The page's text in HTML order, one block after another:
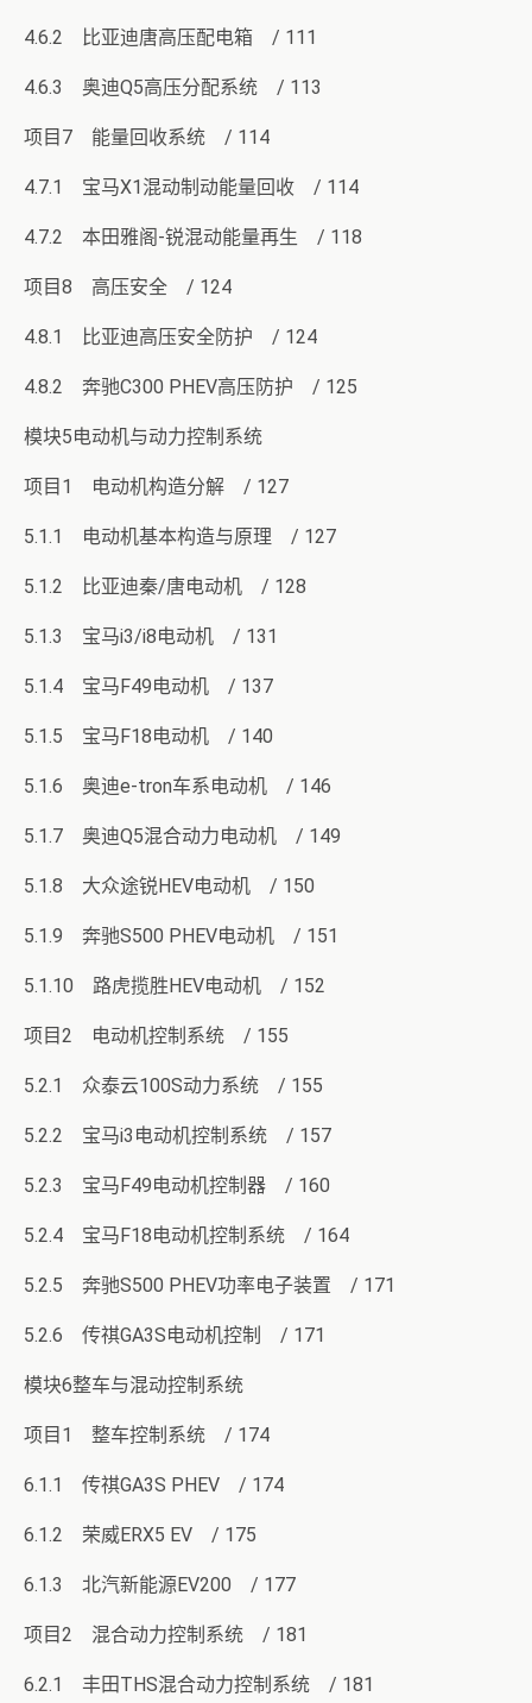
4.6.2 比亚迪唐高压配电箱 / 111
4.6.3 奥迪Q5高压分配系统 / 113
项目7 能量回收系统 / 114
4.7.1 宝马X1混动制动能量回收 / 114
4.7.2 本田雅阁-锐混动能量再生 / 118
项目8 高压安全 / 124
4.8.1 比亚迪高压安全防护 / 124
4.8.2 奔驰C300 PHEV高压防护 / 125
模块5电动机与动力控制系统
项目1 电动机构造分解 / 127
5.1.1 电动机基本构造与原理 / 127
5.1.2 比亚迪秦/唐电动机 / 128
5.1.3 宝马i3/i8电动机 / 131
5.1.4 宝马F49电动机 / 137
5.1.5 宝马F18电动机 / 140
5.1.6 奥迪e-tron车系电动机 / 146
5.1.7 奥迪Q5混合动力电动机 / 149
5.1.8 大众途锐HEV电动机 / 150
5.1.9 奔驰S500 PHEV电动机 / 151
5.1.10 路虎揽胜HEV电动机 / 152
项目2 电动机控制系统 / 155
5.2.1 众泰云100S动力系统 / 155
5.2.2 宝马i3电动机控制系统 / 157
5.2.3 宝马F49电动机控制器 / 160
5.2.4 宝马F18电动机控制系统 / 164
5.2.5 奔驰S500 PHEV功率电子装置 / 171
5.2.6 传祺GA3S电动机控制 / 171
模块6整车与混动控制系统
项目1 整车控制系统 / 174
6.1.1 传祺GA3S PHEV / 174
6.1.2 荣威ERX5 EV / 175
6.1.3 北汽新能源EV200 / 177
项目2 混合动力控制系统 / 181
6.2.1 丰田THS混合动力控制系统 / 181